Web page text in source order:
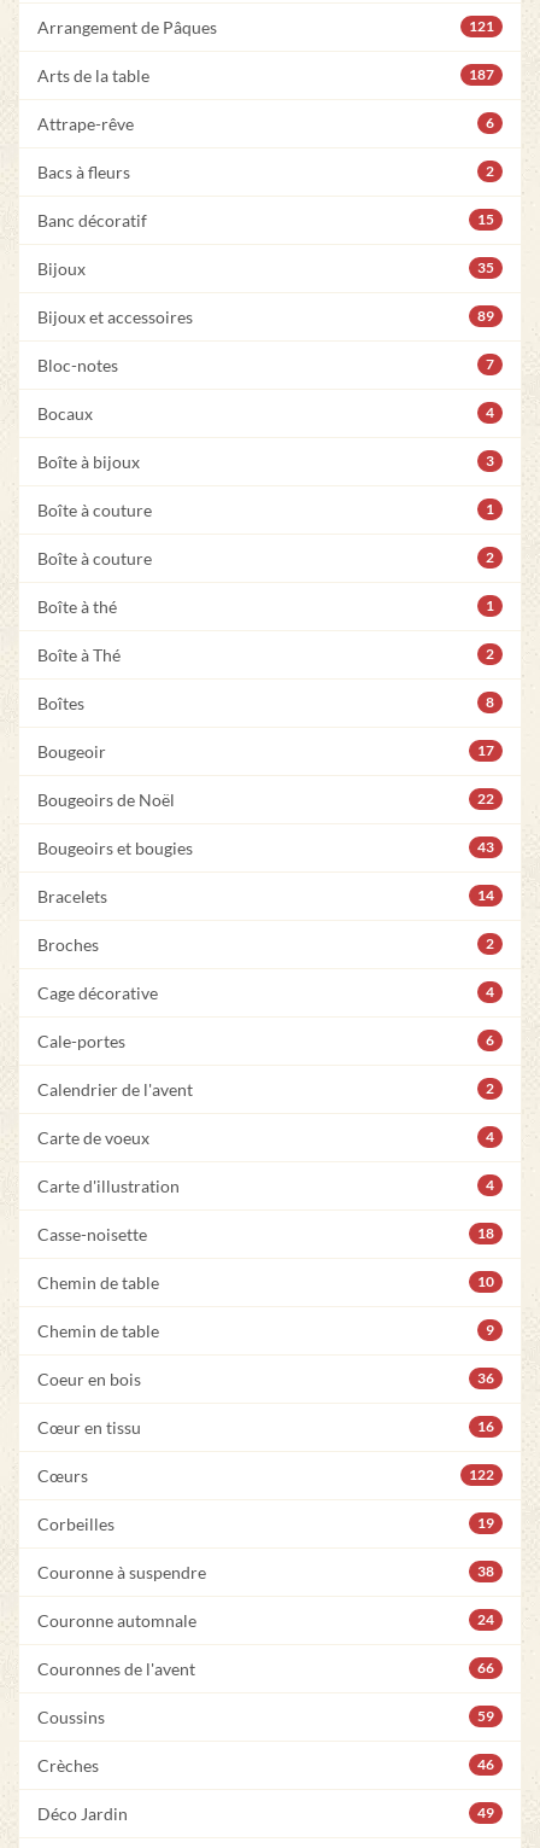
Arrangement de Pâques 121
Arts de la table 187
Attrape-rêve 6
Bacs à fleurs 2
Banc décoratif 15
Bijoux 35
Bijoux et accessoires 89
Bloc-notes 7
Bocaux 4
Boîte à bijoux 3
Boîte à couture 1
Boîte à couture 2
Boîte à thé 1
Boîte à Thé 2
Boîtes 8
Bougeoir 17
Bougeoirs de Noël 22
Bougeoirs et bougies 43
Bracelets 14
Broches 2
Cage décorative 4
Cale-portes 6
Calendrier de l'avent 2
Carte de voeux 4
Carte d'illustration 4
Casse-noisette 18
Chemin de table 10
Chemin de table 9
Coeur en bois 36
Cœur en tissu 16
Cœurs 122
Corbeilles 19
Couronne à suspendre 38
Couronne automnale 24
Couronnes de l'avent 66
Coussins 59
Crèches 46
Déco Jardin 49